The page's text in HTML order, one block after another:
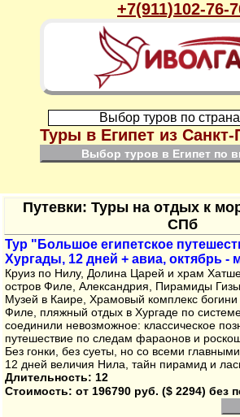
+7(911)102-76-
Выбор туров по
Туры в Египет из Санкт-
Выбор туров в Египет по
Путевки: Туры на отдых к
СПб
Тур "Большое египетское
Хургады, 12 дней + авиа, октябрь -
Круиз по Нилу, Долина Царей и храм
остров Филе, Александрия, Пирамиды
Музей в Каире, Храмовый комплекс
Филе, пляжный отдых в Хургаде по
соединили невозможное: классическое
путешествие по следам фараонов и
Без гонки, без суеты, но со всеми
12 дней величия Нила, тайн пирамид и
Длительность: 12
Стоимость: от 196790 руб. ($ 2294) без